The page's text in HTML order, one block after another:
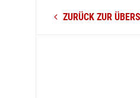
ZURÜCK ZUR